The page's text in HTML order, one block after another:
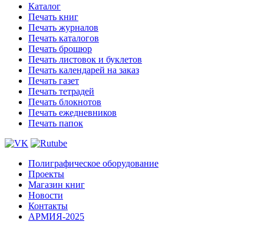
Каталог
Печать книг
Печать журналов
Печать каталогов
Печать брошюр
Печать листовок и буклетов
Печать календарей на заказ
Печать газет
Печать тетрадей
Печать блокнотов
Печать ежедневников
Печать папок
Полиграфическое оборудование
Проекты
Магазин книг
Новости
Контакты
АРМИЯ-2025